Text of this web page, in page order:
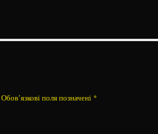
Обов’язкові поля позначені *